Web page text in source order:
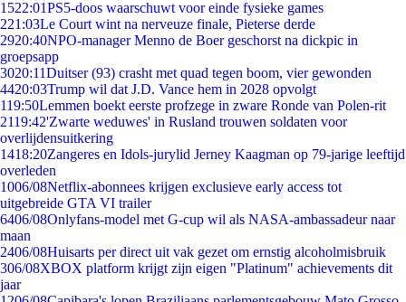
1522:01PS5-doos waarschuwt voor einde fysieke games
221:03Le Court wint na nerveuze finale, Pieterse derde
2920:40NPO-manager Menno de Boer geschorst na dickpic in
groepsapp
3020:11Duitser (93) crasht met quad tegen boom, vier gewonden
4420:03Trump wil dat J.D. Vance hem in 2028 opvolgt
119:50Lemmen boekt eerste profzege in zware Ronde van Polen-rit
2119:42'Zwarte weduwes' in Rusland trouwen soldaten voor
overlijdensuitkering
1418:20Zangeres en Idols-jurylid Jerney Kaagman op 79-jarige leeftijd
overleden
1006/08Netflix-abonnees krijgen exclusieve early access tot
uitgebreide GTA VI trailer
6406/08Onlyfans-model met G-cup wil als NASA-ambassadeur naar
maan
2406/08Huisarts per direct uit vak gezet om ernstig alcoholmisbruik
306/08XBOX platform krijgt zijn eigen "Platinum" achievements dit
jaar